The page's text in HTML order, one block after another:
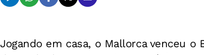
Jogando em casa, o Mallorca venceu